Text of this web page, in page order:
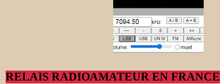
RELAIS RADIOAMATEUR EN FRANCE